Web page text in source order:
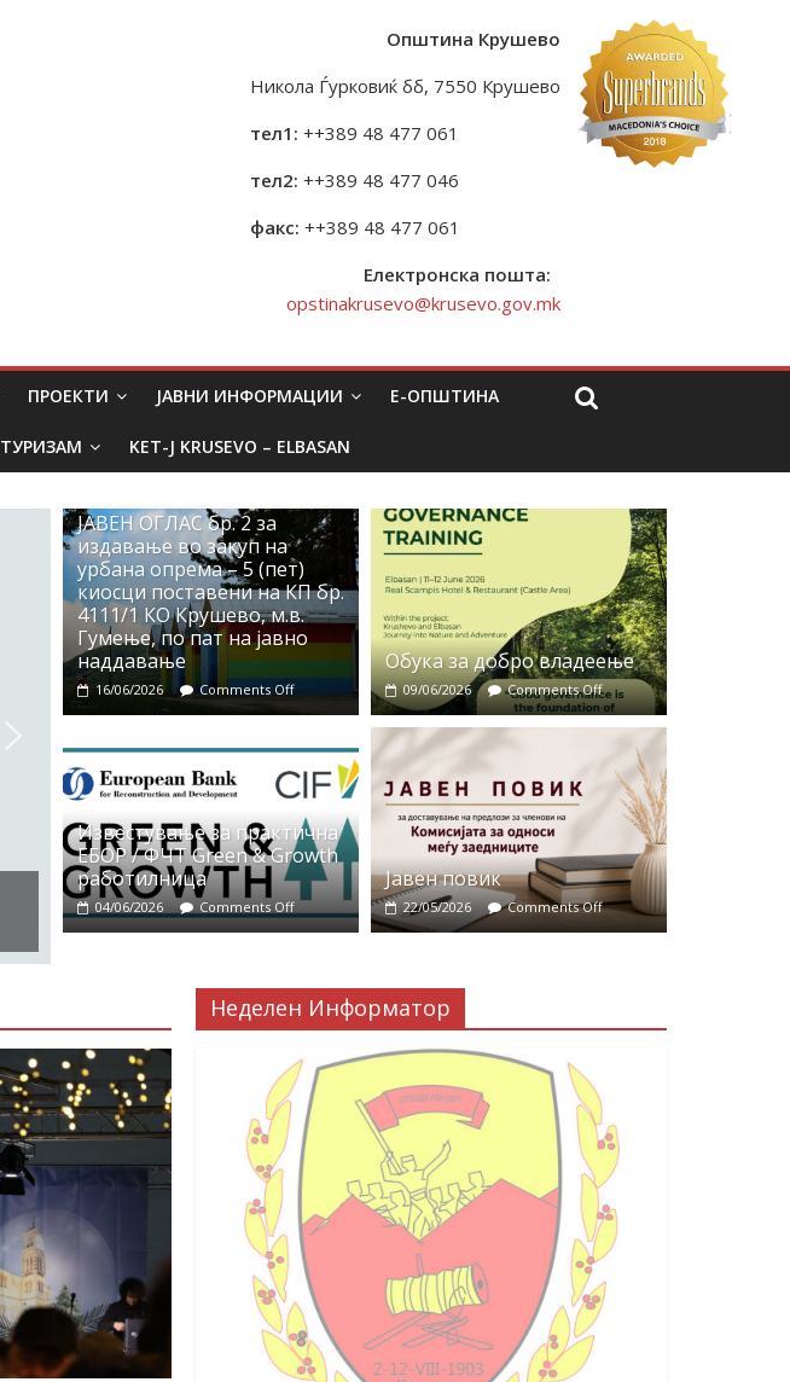
Општина Крушево
Никола Ѓурковиќ бб, 7550 Крушево
тел1: ++389 48 477 061
тел2: ++389 48 477 046
факс: ++389 48 477 061
Електронска пошта:
opstinakrusevo@krusevo.gov.mk
ПРОЕКТИ ЈАВНИ ИНФОРМАЦИИ Е-ОПШТИНА
ТУРИЗАМ KET-J KRUSEVO – ELBASAN
ЈАВЕН ОГЛАС бр. 2 за
издавање во закуп на
урбана опрема – 5 (пет)
киосци поставени на КП бр.
4111/1 КО Крушево, м.в.
Гумење, по пат на јавно
наддавање
16/06/2026 Comments Off
Обука за добро владеење
09/06/2026 Comments Off
Известување за практична
ЕБОР / ФЧТ Green & Growth
работилница
04/06/2026 Comments Off
Јавен повик
22/05/2026 Comments Off
Неделен Информатор